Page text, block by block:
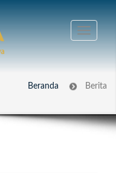
Beranda Berita